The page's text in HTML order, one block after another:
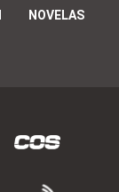
NOVELAS